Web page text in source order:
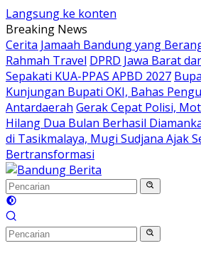
Langsung ke konten
Breaking News
Cerita Jamaah Bandung yang
Rahmah Travel DPRD Jawa Barat
Sepakati KUA-PPAS APBD 2027
Kunjungan Bupati OKI, Bahas
Antardaerah Gerak Cepat Polisi,
Hilang Dua Bulan Berhasil
di Tasikmalaya, Mugi Sudjana Ajak
Bertransformasi